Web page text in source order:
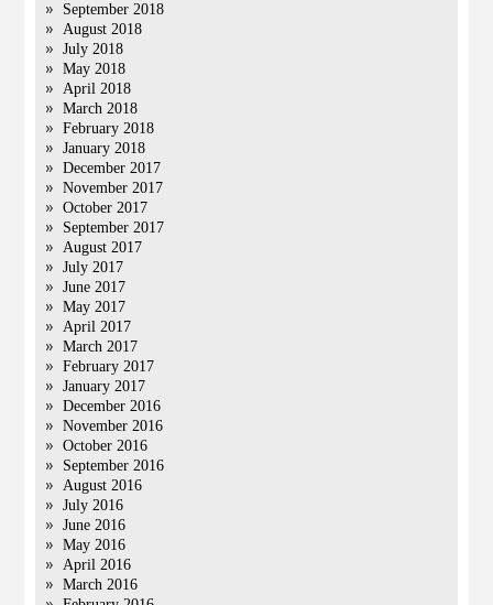
September 2018
August 2018
July 2018
May 2018
April 2018
March 2018
February 2018
January 2018
December 2017
November 2017
October 2017
September 2017
August 2017
July 2017
June 2017
May 2017
April 2017
March 2017
February 2017
January 2017
December 2016
November 2016
October 2016
September 2016
August 2016
July 2016
June 2016
May 2016
April 2016
March 2016